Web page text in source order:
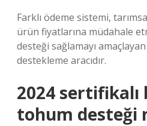
Farklı ödeme sistemi,
ürün fiyatlarına müdahale
desteği sağlamayı
destekleme aracıdır.
2024 sertifikalı
tohum desteği